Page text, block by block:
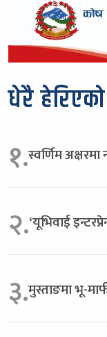
धेरै हेरिएको
१.स्वर्णिम
२.‘यूभिवाई
३.मुस्ताङमा भू-